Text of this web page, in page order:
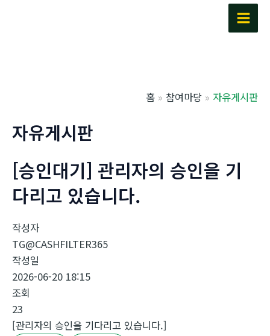
Main
홈 참여마당 자유게시판
자유게시판
[승인대기] 관리자의 승인을 기
다리고 있습니다.
작성자
TG@CASHFILTER365
작성일
2026-06-20 18:15
조회
23
[관리자의 승인을 기다리고 있습니다.]